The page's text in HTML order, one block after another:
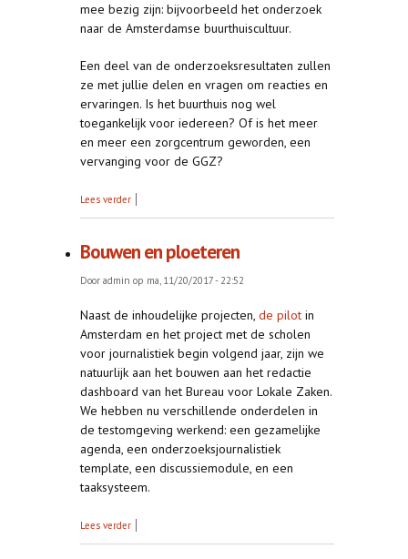
mee bezig zijn: bijvoorbeeld het onderzoek
naar de Amsterdamse buurthuiscultuur.
Een deel van de onderzoeksresultaten zullen
ze met jullie delen en vragen om reacties en
ervaringen. Is het buurthuis nog wel
toegankelijk voor iedereen? Of is het meer
en meer een zorgcentrum geworden, een
vervanging voor de GGZ?
Lees verder over Presentatiepagina van het Bureau
Bouwen en ploeteren
Door admin op ma, 11/20/2017 - 22:52
Naast de inhoudelijke projecten, de pilot in
Amsterdam en het project met de scholen
voor journalistiek begin volgend jaar, zijn we
natuurlijk aan het bouwen aan het redactie
dashboard van het Bureau voor Lokale Zaken.
We hebben nu verschillende onderdelen in
de testomgeving werkend: een gezamelijke
agenda, een onderzoeksjournalistiek
template, een discussiemodule, en een
taaksysteem.
Lees verder over Bouwen en ploeteren